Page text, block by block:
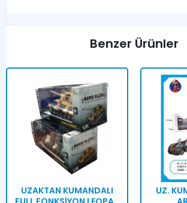
Benzer Ürünler
UZAKTAN KUMANDALI
UZ.